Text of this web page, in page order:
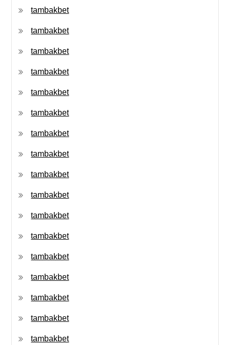
tambakbet
tambakbet
tambakbet
tambakbet
tambakbet
tambakbet
tambakbet
tambakbet
tambakbet
tambakbet
tambakbet
tambakbet
tambakbet
tambakbet
tambakbet
tambakbet
tambakbet